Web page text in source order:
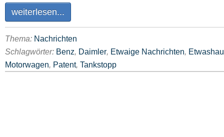
weiterlesen...
Thema: Nachrichten
Schlagwörter: Benz, Daimler, Etwaige Nachrichten,
Motorwagen, Patent, Tankstopp